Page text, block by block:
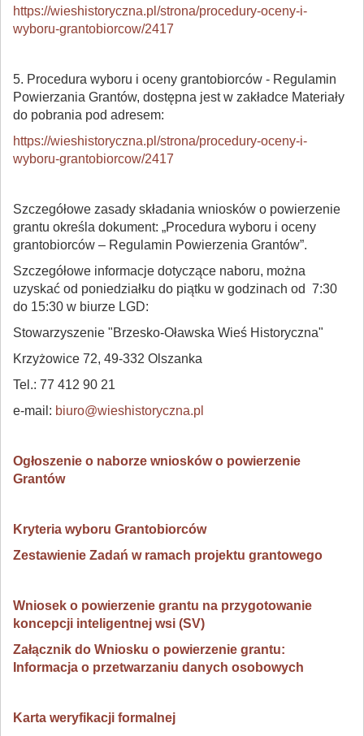
https://wieshistoryczna.pl/strona/procedury-oceny-i-
wyboru-grantobiorcow/2417
5. Procedura wyboru i oceny grantobiorców - Regulamin
Powierzania Grantów, dostępna jest w zakładce Materiały
do pobrania pod adresem:
https://wieshistoryczna.pl/strona/procedury-oceny-i-
wyboru-grantobiorcow/2417
Szczegółowe zasady składania wniosków o powierzenie
grantu określa dokument: „Procedura wyboru i oceny
grantobiorców – Regulamin Powierzenia Grantów”.
Szczegółowe informacje dotyczące naboru, można
uzyskać od poniedziałku do piątku w godzinach od 7:30
do 15:30 w biurze LGD:
Stowarzyszenie "Brzesko-Oławska Wieś Historyczna"
Krzyżowice 72, 49-332 Olszanka
Tel.: 77 412 90 21
e-mail: biuro@wieshistoryczna.pl
Ogłoszenie o naborze wniosków o powierzenie
Grantów
Kryteria wyboru Grantobiorców
Zestawienie Zadań w ramach projektu grantowego
Wniosek o powierzenie grantu na przygotowanie
koncepcji inteligentnej wsi (SV)
Załącznik do Wniosku o powierzenie grantu:
Informacja o przetwarzaniu danych osobowych
Karta weryfikacji formalnej